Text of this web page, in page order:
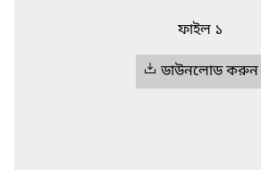
ফাইল ১
ডাউনলোড করুন